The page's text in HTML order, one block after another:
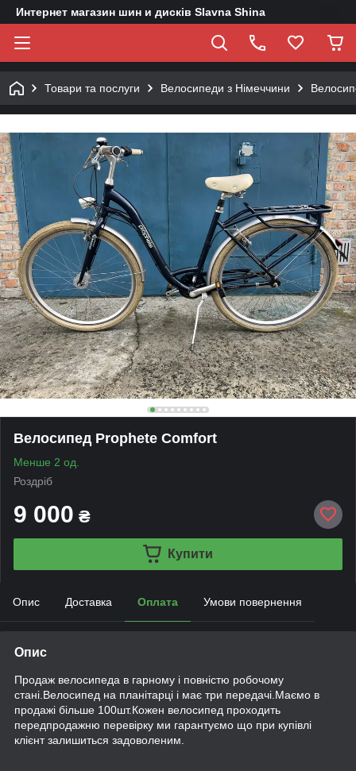
Интернет магазин шин и дисків Slavna Shina
Товари та послуги Велосипеди з Німеччини
Велосипед Prophete Comfort
Менше 2 од.
Роздріб
9 000 ₴
Купити
Опис Доставка Оплата Умови повернення
Опис
Продаж велосипеда в гарному і повністю робочому
стані.Велосипед на планітарці і має три передачі.Маємо в
продажі більше 100шт.Кожен велосипед проходить
передпродажню перевірку ми гарантуємо що при купівлі
клієнт залишиться задоволеним.